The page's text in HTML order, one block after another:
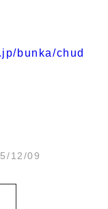
bunka/chud
12/09